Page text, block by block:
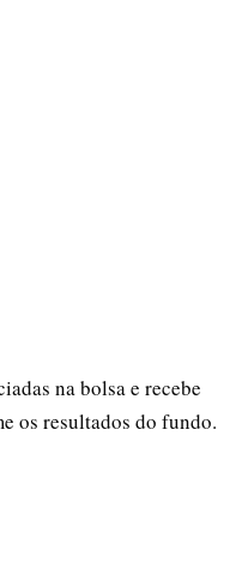
na bolsa e recebe
os resultados do fundo.